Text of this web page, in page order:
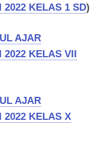
2022 KELAS 1 SD)
AJAR
2022 KELAS VII
AJAR
2022 KELAS X